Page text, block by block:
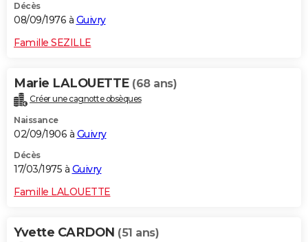
Décès
08/09/1976 à Guivry
Famille SEZILLE
Marie LALOUETTE (68 ans)
Créer une cagnotte obsèques
Naissance
02/09/1906 à Guivry
Décès
17/03/1975 à Guivry
Famille LALOUETTE
Yvette CARDON (51 ans)